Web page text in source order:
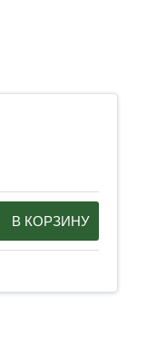
В КОРЗИНУ